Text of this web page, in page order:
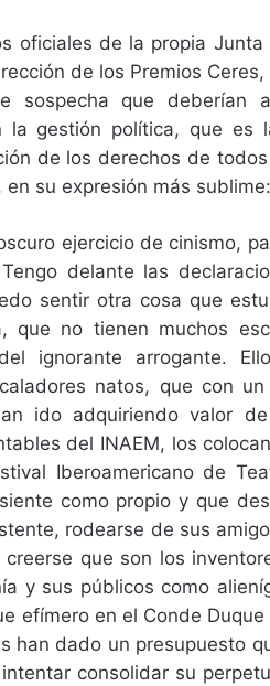
oficiales de la propia
de los Premios
sospecha que deberían
gestión política, que es
de los derechos de
su expresión más
ejercicio de cinismo,
delante las
sentir otra cosa que
que no tienen muchos
ignorante arrogante.
natos, que con
ido adquiriendo valor
del INAEM, los
Iberoamericano de
como propio y que
rodearse de sus
que son los
y sus públicos como
efímero en el Conde
han dado un presupuesto
consolidar su